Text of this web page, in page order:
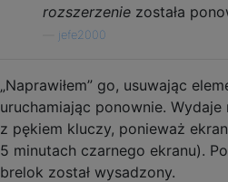
rozszerzenie została
jefe2000
„Naprawiłem” go, usuwając
uruchamiając ponownie.
z pękiem kluczy, ponieważ
5 minutach czarnego ekranu).
brelok został wysadzony.